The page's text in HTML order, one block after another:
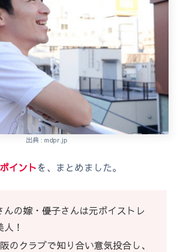
出典 : mdpr.jp
ポイントを、まとめました。
んの嫁・優子さんは元ボイストレ
！
のクラブで知り合い意気投合し、